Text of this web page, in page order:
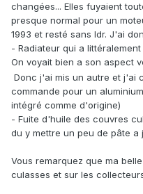
changées... Elles fuyaient
presque normal pour un
1993 et resté sans ldr. J'ai
- Radiateur qui a
On voyait bien a son aspect
Donc j'ai mis un autre et j'ai
commande pour un
intégré comme d'origine)
- Fuite d'huile des couvres
du y mettre un peu de pâte
Vous remarquez que ma
culasses et sur les